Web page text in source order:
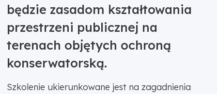
będzie zasadom kształtowania
przestrzeni publicznej na
terenach objętych ochroną
konserwatorską.
Szkolenie ukierunkowane jest na zagadnienia